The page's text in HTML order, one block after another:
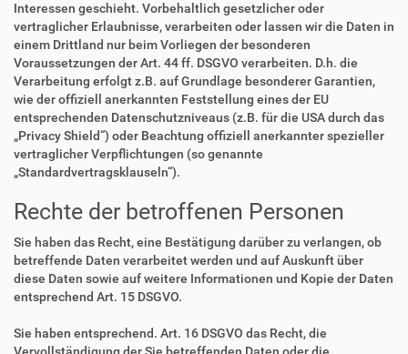
Interessen geschieht. Vorbehaltlich gesetzlicher oder
vertraglicher Erlaubnisse, verarbeiten oder lassen wir die Daten in
einem Drittland nur beim Vorliegen der besonderen
Voraussetzungen der Art. 44 ff. DSGVO verarbeiten. D.h. die
Verarbeitung erfolgt z.B. auf Grundlage besonderer Garantien,
wie der offiziell anerkannten Feststellung eines der EU
entsprechenden Datenschutzniveaus (z.B. für die USA durch das
„Privacy Shield“) oder Beachtung offiziell anerkannter spezieller
vertraglicher Verpflichtungen (so genannte
„Standardvertragsklauseln“).
Rechte der betroffenen Personen
Sie haben das Recht, eine Bestätigung darüber zu verlangen, ob
betreffende Daten verarbeitet werden und auf Auskunft über
diese Daten sowie auf weitere Informationen und Kopie der Daten
entsprechend Art. 15 DSGVO.
Sie haben entsprechend. Art. 16 DSGVO das Recht, die